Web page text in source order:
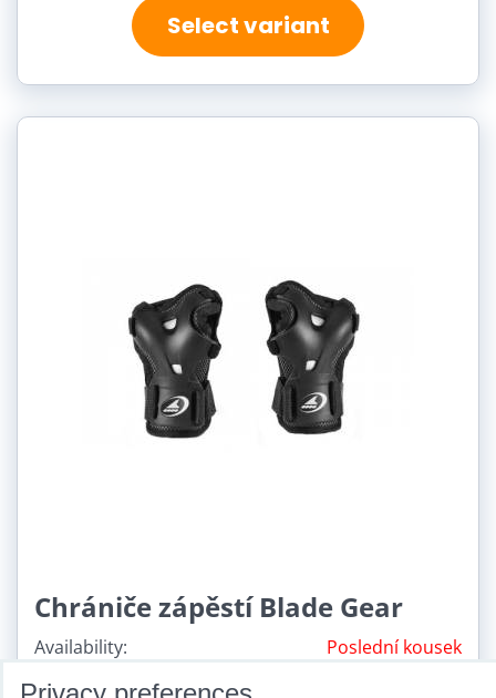
Select variant
Chrániče zápěstí Blade Gear
Availability: Poslední kousek